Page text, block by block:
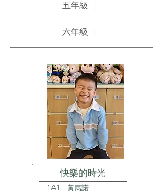
五年級 ｜
六年級 ｜
快樂的時光
1A1 黃雋諾